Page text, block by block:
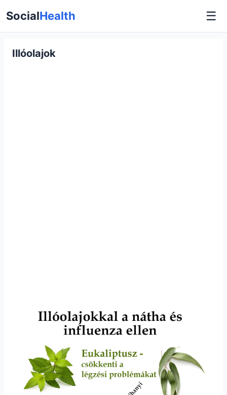
SocialHealth ☰
Illóolajok